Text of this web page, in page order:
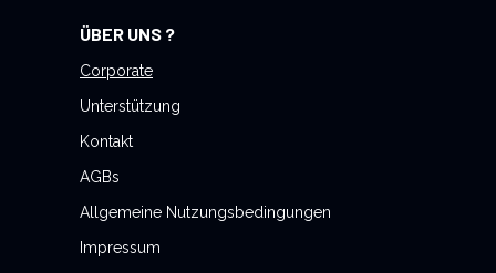
ÜBER UNS ?
Corporate
Unterstützung
Kontakt
AGBs
Allgemeine Nutzungsbedingungen
Impressum